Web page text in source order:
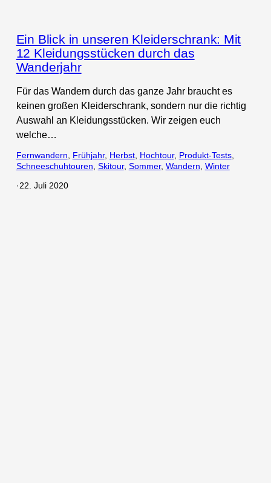
Ein Blick in unseren Kleiderschrank: Mit
12 Kleidungsstücken durch das
Wanderjahr
Für das Wandern durch das ganze Jahr braucht es
keinen großen Kleiderschrank, sondern nur die richtig
Auswahl an Kleidungsstücken. Wir zeigen euch
welche…
Fernwandern, Frühjahr, Herbst, Hochtour, Produkt-Tests
Schneeschuhtouren, Skitour, Sommer, Wandern, Winter
·22. Juli 2020